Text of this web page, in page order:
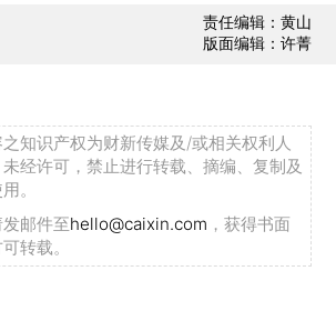
责任编辑：黄山
版面编辑：许菁
知识产权为财新传媒及/或相关权利人
经许可，禁止进行转载、摘编、复制及
。
邮件至hello@caixin.com ，获得书面
转载。